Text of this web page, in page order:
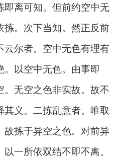
即离可知。但前约空中无
拣。次下当知。然正反前
云尔者。空中无色有理有
以空中无色。由事即
无空之色非实故。故不
其义。二拣乱意者。唯取
故拣于异空之色。对前异
一所依双结不即不离。